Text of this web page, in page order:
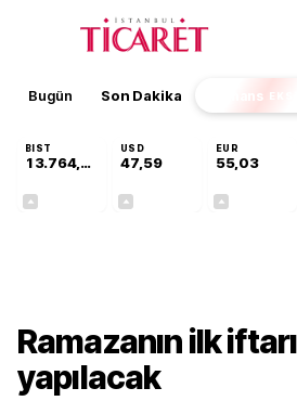
Bugün Son Dakika Finans
BIST
13.764,88
USD
47,59
EUR
55,03
Ramazanın ilk
yapılacak